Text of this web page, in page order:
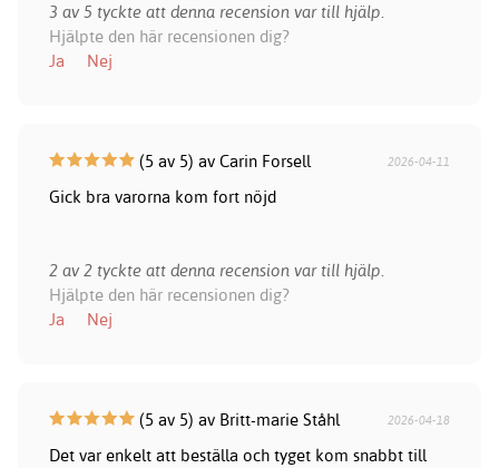
3 av 5 tyckte att denna recension var till hjälp.
Hjälpte den här recensionen dig?
Ja
Nej
(5 av 5) av Carin Forsell 2026-04-11
Gick bra varorna kom fort nöjd
2 av 2 tyckte att denna recension var till hjälp.
Hjälpte den här recensionen dig?
Ja
Nej
(5 av 5) av Britt-marie Ståhl 2026-04-18
Det var enkelt att beställa och tyget kom snabbt till